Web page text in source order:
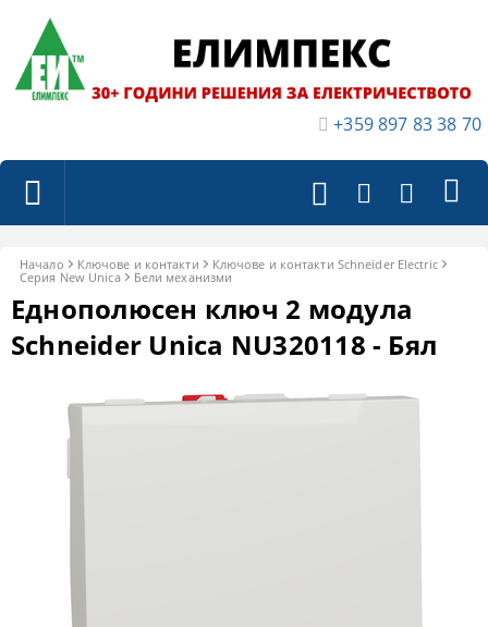
+359 897 83 38 70
Начало Ключове и контакти
Ключове и контакти Schneider Electric
Серия New Unica
Бели механизми
Еднополюсен ключ 2 модула
Schneider Unica NU320118 - Бял